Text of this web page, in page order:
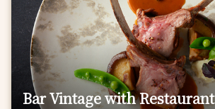
Bar Vintage with Restaurant